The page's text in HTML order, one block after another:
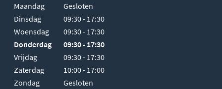
Maandag
Gesloten
Dinsdag
09:30 - 17:30
Woensdag
09:30 - 17:30
Donderdag
09:30 - 17:30
Vrijdag
09:30 - 17:30
Zaterdag
10:00 - 17:00
Zondag
Gesloten